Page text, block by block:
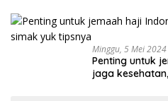
Minggu, 5 Mei 2024
Penting untuk
jaga